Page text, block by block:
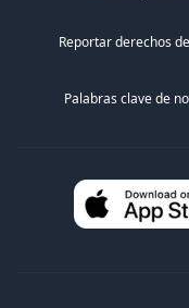
Reportar derechos
Palabras clave de